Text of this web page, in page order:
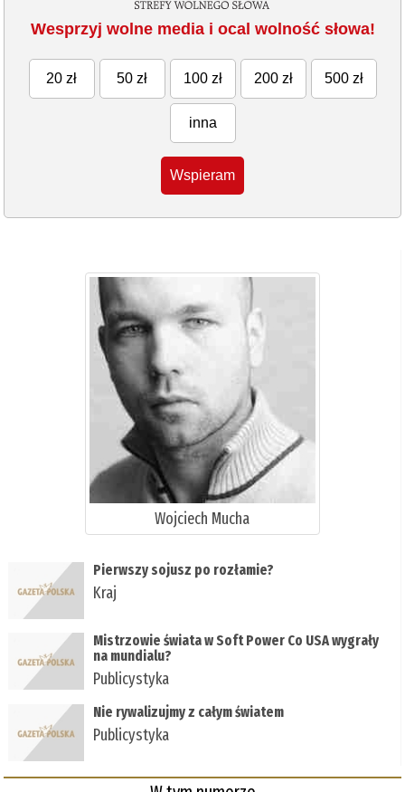
Wesprzyj wolne media i ocal wolność słowa!
20 zł 50 zł 100 zł 200 zł 500 zł
inna
Wspieram
Wojciech Mucha
Pierwszy sojusz po rozłamie?
Kraj
Mistrzowie świata w Soft Power Co USA wygrały
na mundialu?
Publicystyka
Nie rywalizujmy z całym światem
Publicystyka